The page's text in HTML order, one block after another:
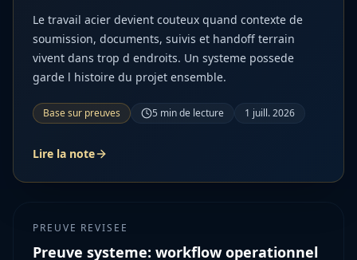
Le travail acier devient couteux quand contexte de
soumission, documents, suivis et handoff terrain
vivent dans trop d endroits. Un systeme possede
garde l histoire du projet ensemble.
Base sur preuves 5 min de lecture 1 juill. 2026
Lire la note
PREUVE REVISEE
Preuve systeme: workflow operationnel